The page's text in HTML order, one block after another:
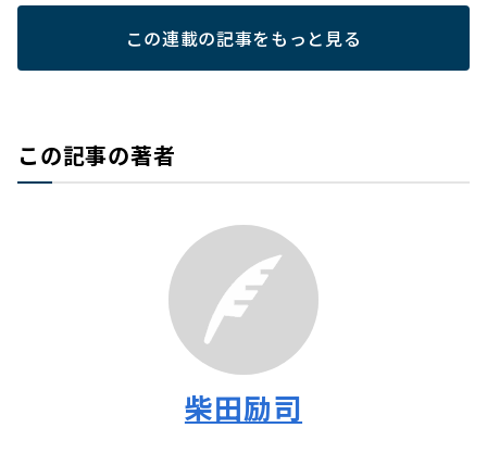
この連載の記事をもっと見る
この記事の著者
柴田励司